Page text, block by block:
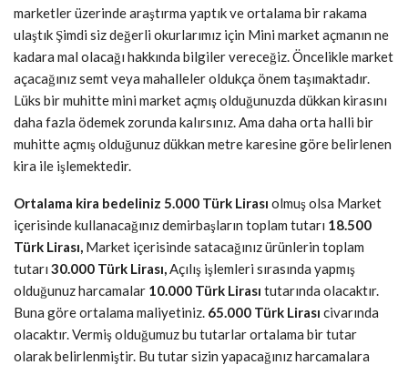
marketler üzerinde araştırma yaptık ve ortalama bir rakama
ulaştık Şimdi siz değerli okurlarımız için Mini market açmanın ne
kadara mal olacağı hakkında bilgiler vereceğiz. Öncelikle market
açacağınız semt veya mahalleler oldukça önem taşımaktadır.
Lüks bir muhitte mini market açmış olduğunuzda dükkan kirasını
daha fazla ödemek zorunda kalırsınız. Ama daha orta halli bir
muhitte açmış olduğunuz dükkan metre karesine göre belirlenen
kira ile işlemektedir.
Ortalama kira bedeliniz 5.000 Türk Lirası olmuş olsa Market
içerisinde kullanacağınız demirbaşların toplam tutarı 18.500
Türk Lirası, Market içerisinde satacağınız ürünlerin toplam
tutarı 30.000 Türk Lirası,Açılış işlemleri sırasında yapmış
olduğunuz harcamalar 10.000 Türk Lirası tutarında olacaktır.
Buna göre ortalama maliyetiniz. 65.000 Türk Lirası civarında
olacaktır. Vermiş olduğumuz bu tutarlar ortalama bir tutar
olarak belirlenmiştir. Bu tutar sizin yapacağınız harcamalara